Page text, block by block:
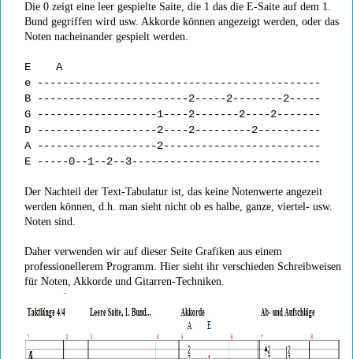
Die 0 zeigt eine leer gespielte Saite, die 1 das die E-Saite auf dem 1.
Bund gegriffen wird usw. Akkorde können angezeigt werden, oder das
Noten nacheinander gespielt werden.
E A
e ---------------------------------------------
B ------------------------2-----2--------2-----
G -------------------1----2-------2----2-------
D -------------------2----2---------2----------
A -------------------2-------------------------
E -----0--1--2--3------------------------------
Der Nachteil der Text-Tabulatur ist, das keine Notenwerte angezeit
werden können, d.h. man sieht nicht ob es halbe, ganze, viertel- usw.
Noten sind.
Daher verwenden wir auf dieser Seite Grafiken aus einem
professionellerem Programm. Hier sieht ihr verschieden Schreibweisen
für Noten, Akkorde und Gitarren-Techniken.